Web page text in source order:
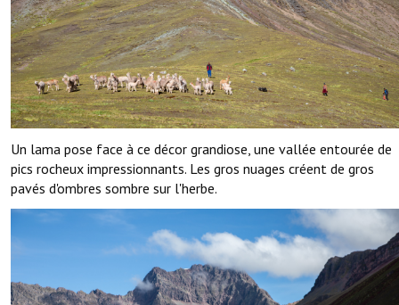
Un lama pose face à ce décor grandiose, une vallée entourée de
pics rocheux impressionnants. Les gros nuages créent de gros
pavés d'ombres sombre sur l'herbe.